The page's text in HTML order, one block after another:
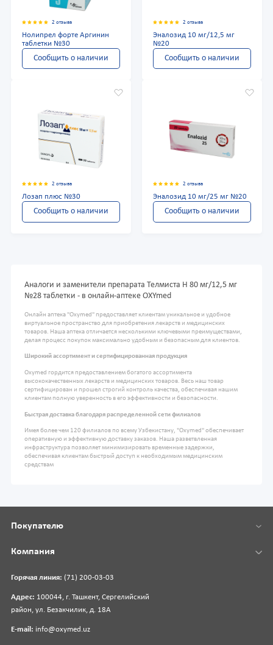
2 отзыва
Нолипрел форте Аргинин
таблетки №30
Сообщить о наличии
2 отзыва
Эналозид 10 мг/12,5 мг
№20
Сообщить о наличии
2 отзыва
Лозап плюс №30
Сообщить о наличии
2 отзыва
Эналозид 10 мг/25 мг №20
Сообщить о наличии
Аналоги и заменители препарата Телмиста Н 80 мг/12,5 мг
№28 таблетки - в онлайн-аптеке OXYmed
Онлайн аптека "Oxymed" предоставляет клиентам уникальное и удобное
виртуальное пространство для приобретения лекарств и медицинских
товаров. Наша аптека отличается несколькими ключевыми преимуществами,
делая процесс покупок максимально удобным и безопасным для клиентов.
Широкий ассортимент и сертифицированная продукция
Oxymed гордится предоставлением богатого ассортимента
высококачественных лекарств и медицинских товаров. Весь наш товар
сертифицирован и прошел строгий контроль качества, обеспечивая нашим
клиентам полную уверенность в его эффективности и безопасности.
Быстрая доставка благодаря распределенной сети филиалов
Имея более чем 120 филиалов по всему Узбекистану, "Oxymed" обеспечивает
оперативную и эффективную доставку заказов. Наша разветвленная
инфраструктура позволяет минимизировать временные задержки,
обеспечивая клиентам быстрый доступ к необходимым медицинским
средствам
Горячая линия: (71) 200-03-03
Адрес: 100044, г. Ташкент, Сергелийский
район, ул. Безакчилик, д. 18А
E-mail: info@oxymed.uz
Покупателю
Компания